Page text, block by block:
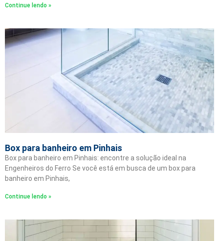
Continue lendo »
Box para banheiro em Pinhais
Box para banheiro em Pinhais: encontre a solução ideal na
Engenheiros do Ferro Se você está em busca de um box para
banheiro em Pinhais,
Continue lendo »